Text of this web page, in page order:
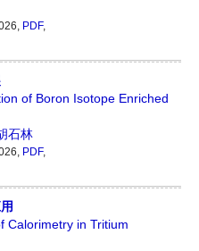
PDF,
of Boron Isotope Enriched
石林
PDF,
Calorimetry in Tritium